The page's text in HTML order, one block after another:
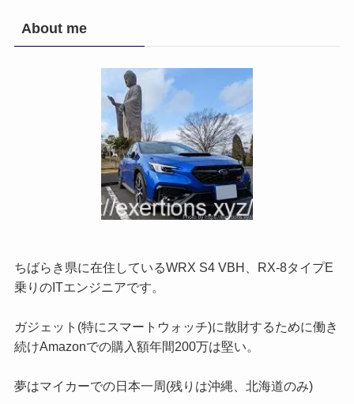
About me
ちばらき県に在住しているWRX S4 VBH、RX-8タイプE
乗りのITエンジニアです。
ガジェット(特にスマートウォッチ)に散財するために働き
続けAmazonでの購入額年間200万は堅い。
夢はマイカーでの日本一周(残りは沖縄、北海道のみ)